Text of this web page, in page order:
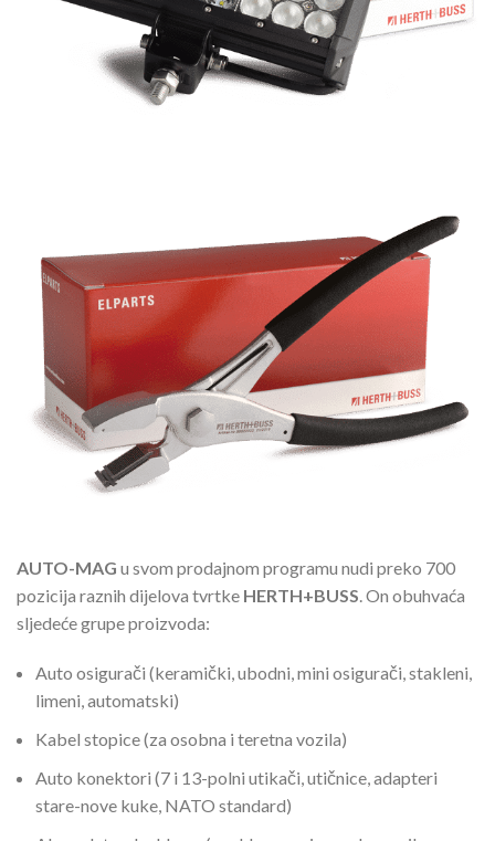
AUTO-MAG u svom prodajnom programu nudi preko 700
pozicija raznih dijelova tvrtke HERTH+BUSS. On obuhvaća
sljedeće grupe proizvoda:
Auto osigurači (keramički, ubodni, mini osigurači, stakleni,
limeni, automatski)
Kabel stopice (za osobna i teretna vozila)
Auto konektori (7 i 13-polni utikači, utičnice, adapteri
stare-nove kuke, NATO standard)